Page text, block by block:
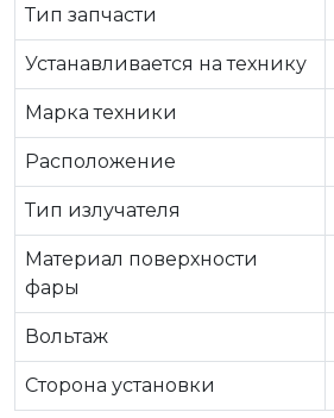
Тип запчасти
Устанавливается на технику
Марка техники
Расположение
Тип излучателя
Материал поверхности
фары
Вольтаж
Сторона установки